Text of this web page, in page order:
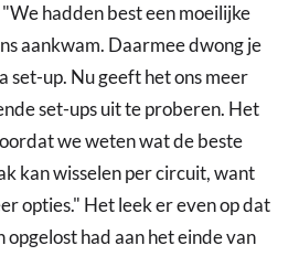
hadden best een moeilijke
aankwam. Daarmee dwong je
set-up. Nu geeft het ons meer
set-ups uit te proberen. Het
we weten wat de beste
kan wisselen per circuit, want
opties." Het leek er even op dat
opgelost had aan het einde van